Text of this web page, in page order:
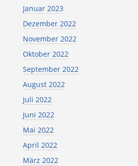
Januar 2023
Dezember 2022
November 2022
Oktober 2022
September 2022
August 2022
Juli 2022
Juni 2022
Mai 2022
April 2022
März 2022